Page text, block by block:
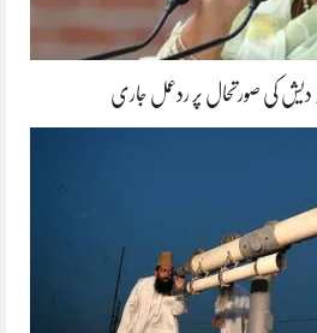
دیش کی صورتحال پر ردعمل جاری